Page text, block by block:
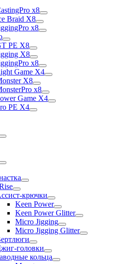
x8
Braid X8
x8
PE X8
X8
x8
Game X4
X8
x8
Game X4
PE X4
крючки
Keen Power
Keen Power Glitter
Micro Jigging
Micro Jigging Glitter
головки
кольца